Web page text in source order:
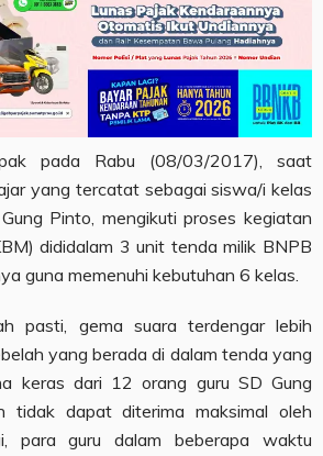
pada Rabu (08/03/2017), saat
yang tercatat sebagai siswa/i kelas
Pinto, mengikuti proses kegiatan
dididalam 3 unit tenda milik BNPB
guna memenuhi kebutuhan 6 kelas.
pasti, gema suara terdengar lebih
yang berada di dalam tenda yang
keras dari 12 orang guru SD Gung
tidak dapat diterima maksimal oleh
para guru dalam beberapa waktu